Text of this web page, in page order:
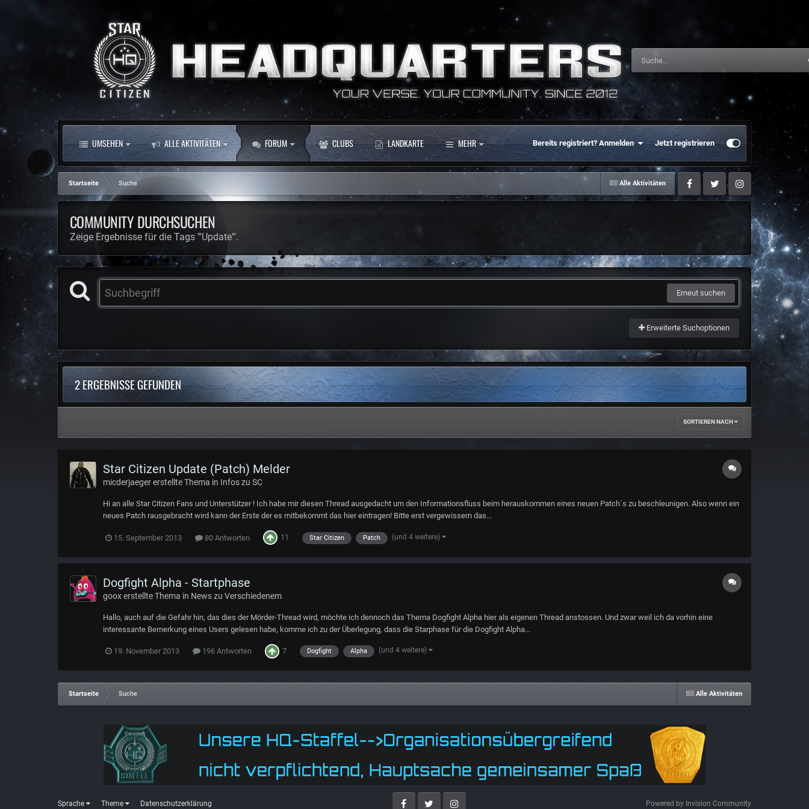
UMSEHEN ALLE AKTIVITÄTEN FORUM CLUBS LANDKARTE MEHR Bereits registriert? Anmelden Jetzt registrieren
Alle Aktivitäten
Startseite
Suche
FacebookTwitter Instagram
COMMUNITY DURCHSUCHEN
Zeige Ergebnisse für die Tags "'Update'".
Erneut suchen
Erweiterte Suchoptionen
2 ERGEBNISSE GEFUNDEN
SORTIEREN NACH
Star Citizen Update (Patch) Melder
micderjaegererstellte Thema in Infos zu SC
Hi an alle Star Citizen Fans und Unterstützer ! Ich habe mir diesen Thread ausgedacht um den Informationsfluss beim herauskommen eines neuen Patch´s zu beschleunigen. Also wenn ein
neues Patch rausgebracht wird kann der Erste der es mitbekommt das hier eintragen! Bitte erst vergewissern das...
15. September 2013 80 Antworten 11 Star Citizen Patch (und 4 weitere)
Dogfight Alpha - Startphase
gooxerstellte Thema in News zu Verschiedenem
Hallo, auch auf die Gefahr hin, das dies der Mörder-Thread wird, möchte ich dennoch das Thema Dogfight Alpha hier als eigenen Thread anstossen. Und zwar weil ich da vorhin eine
interessante Bemerkung eines Users gelesen habe, komme ich zu der Überlegung, dass die Starphase für die Dogfight Alpha...
19. November 2013 196 Antworten 7 Dogfight Alpha (und 4 weitere)
Alle Aktivitäten
Startseite Suche
Sprache Theme Datenschutzerklärung Powered by Invision Community